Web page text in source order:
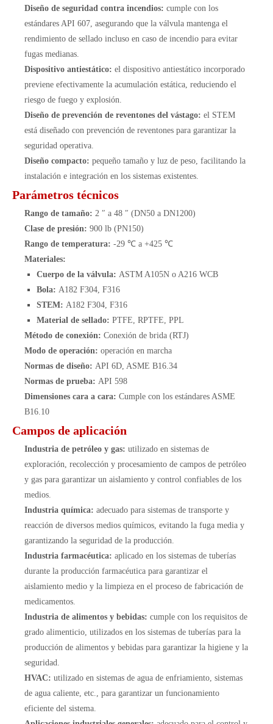
Diseño de seguridad contra incendios: cumple con los
estándares API 607, asegurando que la válvula mantenga el
rendimiento de sellado incluso en caso de incendio para evitar
fugas medianas.
Dispositivo antiestático: el dispositivo antiestático incorporado
previene efectivamente la acumulación estática, reduciendo el
riesgo de fuego y explosión.
Diseño de prevención de reventones del vástago: el STEM
está diseñado con prevención de reventones para garantizar la
seguridad operativa.
Diseño compacto: pequeño tamaño y luz de peso, facilitando la
instalación e integración en los sistemas existentes.
Parámetros técnicos
Rango de tamaño: 2 ″ a 48 ″ (DN50 a DN1200)
Clase de presión: 900 lb (PN150)
Rango de temperatura: -29 ℃ a +425 ℃
Materiales:
Cuerpo de la válvula: ASTM A105N o A216 WCB
Bola: A182 F304, F316
STEM: A182 F304, F316
Material de sellado: PTFE, RPTFE, PPL
Método de conexión: Conexión de brida (RTJ)
Modo de operación: operación en marcha
Normas de diseño: API 6D, ASME B16.34
Normas de prueba: API 598
Dimensiones cara a cara: Cumple con los estándares ASME
B16.10
Campos de aplicación
Industria de petróleo y gas: utilizado en sistemas de
exploración, recolección y procesamiento de campos de petróleo
y gas para garantizar un aislamiento y control confiables de los
medios.
Industria química: adecuado para sistemas de transporte y
reacción de diversos medios químicos, evitando la fuga media y
garantizando la seguridad de la producción.
Industria farmacéutica: aplicado en los sistemas de tuberías
durante la producción farmacéutica para garantizar el
aislamiento medio y la limpieza en el proceso de fabricación de
medicamentos.
Industria de alimentos y bebidas: cumple con los requisitos de
grado alimenticio, utilizados en los sistemas de tuberías para la
producción de alimentos y bebidas para garantizar la higiene y la
seguridad.
HVAC: utilizado en sistemas de agua de enfriamiento, sistemas
de agua caliente, etc., para garantizar un funcionamiento
eficiente del sistema.